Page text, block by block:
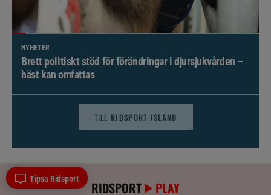
NYHETER
Brett politiskt stöd för förändringar i djursjukvården –
häst kan omfattas
TILL RIDSPORT ISLAND
RIDSPORT PLAY
Tipsa Ridsport